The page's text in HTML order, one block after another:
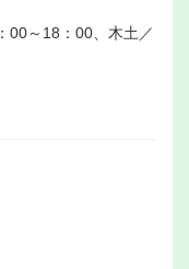
00～18：00、木土／